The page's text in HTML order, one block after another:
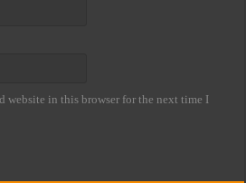
website in this browser for the next time I